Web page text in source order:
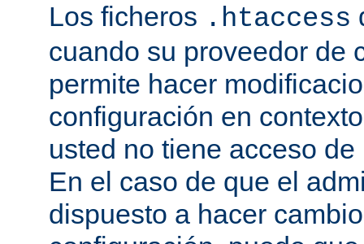
Los ficheros .htaccess
cuando su proveedor de
permite hacer
configuración en
usted no tiene acceso
En el caso de que el
dispuesto a hacer